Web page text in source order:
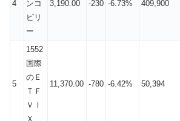
4
ンコ
ビリ
ー
3,190.00 -230 -6.73% 409,900
5
1552
国際
のＥ
ＴＦ
ＶＩ
Ｘ
11,370.00 -780 -6.42% 50,394